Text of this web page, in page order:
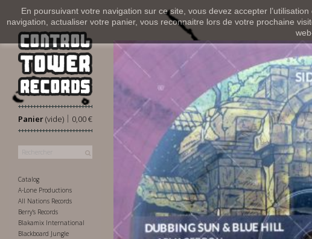
En poursuivant votre navigation sur ce site, vous devez accepter
navigation, actualiser votre panier, vous reconnaitre lors de votre prochaine
Panier 0,00 €
|
(vide)
Catalog
A-Lone Productions
All Nations Records
Berry's Records
Blakamix International
Blackboard Jungle